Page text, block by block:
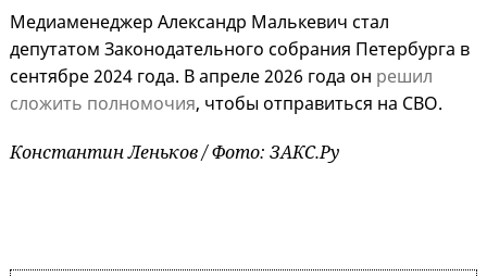
Медиаменеджер Александр Малькевич стал
депутатом Законодательного собрания Петербурга в
сентябре 2024 года. В апреле 2026 года он решил
сложить полномочия, чтобы отправиться на СВО.
Константин Леньков / Фото: ЗАКС.Ру